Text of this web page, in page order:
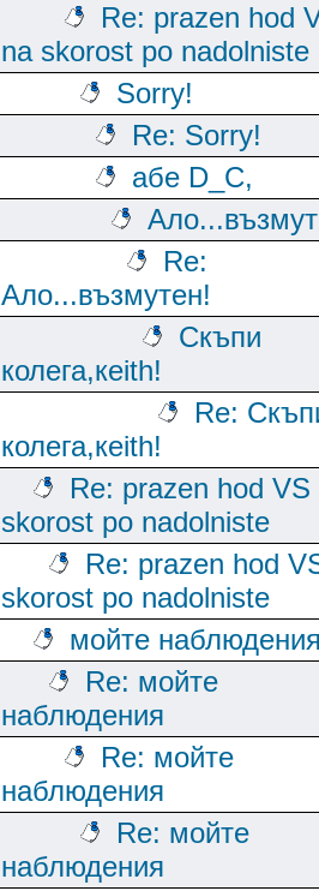
Re: prazen hod
na skorost po nadolniste
Sorry!
Re: Sorry!
абе D_C,
Re:
Ало...възмутен!
Скъпи
колега,кeith!
Re:
колега,кeith!
Re: prazen hod VS
skorost po nadolniste
Re: prazen hod
skorost po nadolniste
мойте
Re: мойте
наблюдения
Re: мойте
наблюдения
Re: мойте
наблюдения